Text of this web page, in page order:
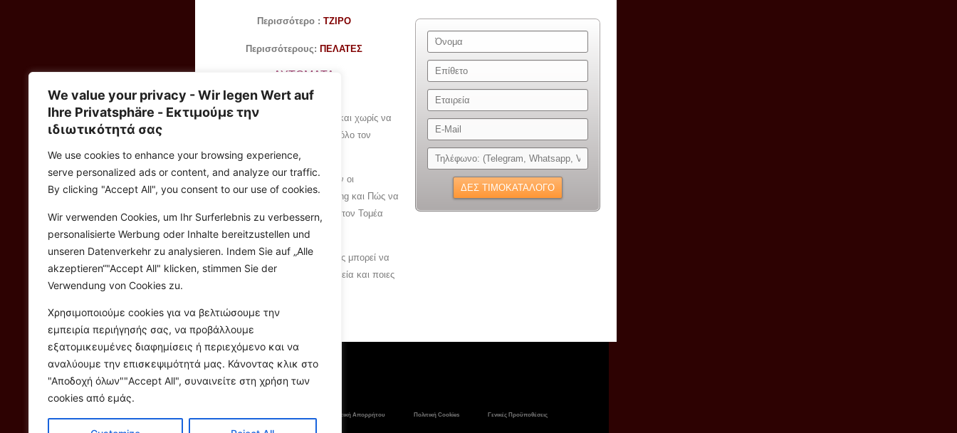
We value your privacy - Wir legen Wert auf
Ihre Privatsphäre - Εκτιμούμε την
ιδιωτικότητά σας
We use cookies to enhance your browsing experience,
serve personalized ads or content, and analyze our traffic.
By clicking "Accept All", you consent to our use of cookies.
Wir verwenden Cookies, um Ihr Surferlebnis zu verbessern,
personalisierte Werbung oder Inhalte bereitzustellen und
unseren Datenverkehr zu analysieren. Indem Sie auf „Alle
akzeptieren“"Accept All" klicken, stimmen Sie der
Verwendung von Cookies zu.
Χρησιμοποιούμε cookies για να βελτιώσουμε την
εμπειρία περιήγησής σας, να προβάλλουμε
εξατομικευμένες διαφημίσεις ή περιεχόμενο και να
αναλύουμε την επισκεψιμότητά μας. Κάνοντας κλικ στο
"Αποδοχή όλων""Accept All", συναινείτε στη χρήση των
cookies από εμάς.
Περισσότερο : ΤΖΙΡΟ
Περισσότερους: ΠΕΛΑΤΕΣ
ΑΥΤΟΜΑΤΑ
–Aυτοματοποιημένα
και χωρίς να
είσαι παρόν, 24ώρες το 24ωρο όλο τον
Χρόνο, Παγκόσμια.
-Μάθε Τεχνικές που εφαρμόζουν οι
Πολυεθνικές σε θέματα Marketing και Πώς να
γίνεις από τους Πρωτοπόρους στον Τομέα
σου.
-Ειδικότητες & Εργασίες και Πώς μπορεί να
εφαρμοστεί στην δική σου Εταιρεία και ποιες
Πολιτική Απορρήτου Πολιτική Cookies Γενικές Προϋποθέσεις